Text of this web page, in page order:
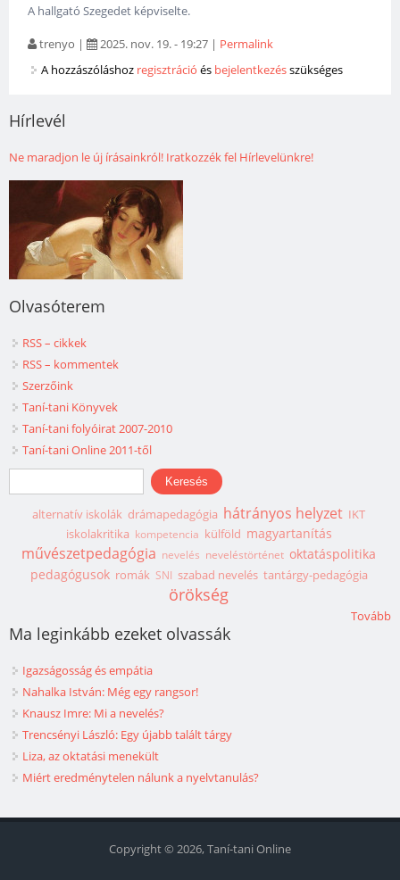
A hallgató Szegedet képviselte.
trenyo | 2025. nov. 19. - 19:27 | Permalink
A hozzászóláshoz regisztráció és bejelentkezésszükséges
Hírlevél
Ne maradjon le új írásainkról! Iratkozzék fel Hírlevelünkre!
Olvasóterem
RSS – cikkek
RSS – kommentek
Szerzőink
Taní-tani Könyvek
Taní-tani folyóirat 2007-2010
Taní-tani Online 2011-től
Keresés űrlap
Keresés
alternatív iskolák drámapedagógia hátrányos helyzet IKT
iskolakritika kompetencia külföld magyartanítás
művészetpedagógia nevelés neveléstörténet oktatáspolitika
pedagógusok romák SNI szabad nevelés tantárgy-pedagógia
örökség
Tovább
Ma leginkább ezeket olvassák
Igazságosság és empátia
Nahalka István: Még egy rangsor!
Knausz Imre: Mi a nevelés?
Trencsényi László: Egy újabb talált tárgy
Liza, az oktatási menekült
Miért eredménytelen nálunk a nyelvtanulás?
Copyright © 2026, Taní-tani Online